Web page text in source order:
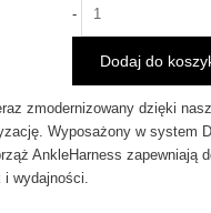
-
2026
Dodaj do
zmodernizowany dzięki
Wyposażony w
AnkleHarness zapewniają
i wydajności.